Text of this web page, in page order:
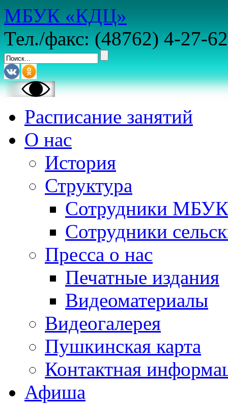
МБУК «КДЦ»
Тел./факс: (48762) 4-27-62
Расписание занятий
О нас
История
Структура
Сотрудники
Сотрудники
Пресса о нас
Печатные издания
Видеоматериалы
Видеогалерея
Пушкинская карта
Контактная
Афиша